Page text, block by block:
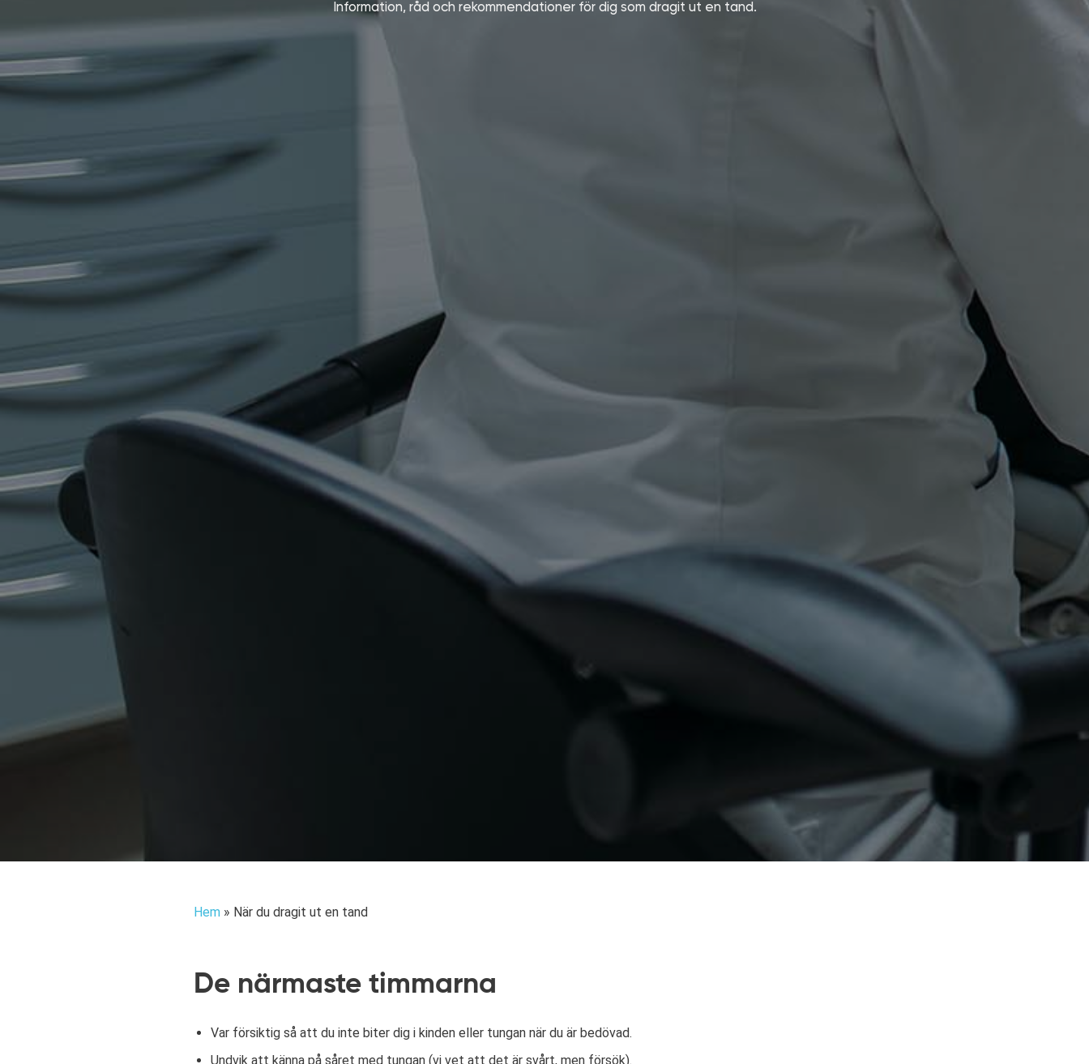
Information, råd och rekommendationer för dig som dragit ut en tand.
Hem » När du dragit ut en tand
De närmaste timmarna
Var försiktig så att du inte biter dig i kinden eller tungan när du är bedövad.
Undvik att känna på såret med tungan (vi vet att det är svårt, men försök).